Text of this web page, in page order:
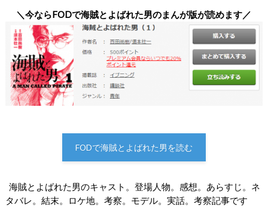
＼今ならFODで海賊とよばれた男のまんが版が読めます／
FODで海賊とよばれた男を読む
海賊とよばれた男のキャスト。登場人物。感想。あらすじ。ネ
タバレ。結末。ロケ地。考察。モデル。実話。考察記事です